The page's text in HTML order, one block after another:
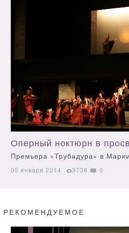
Оперный ноктюрн в
Премьера «Трубадура» в
05 января 2014 3738 0
РЕКОМЕНДУЕМОЕ